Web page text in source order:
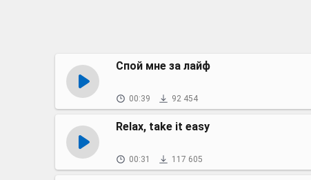
Спой мне за лайф
00:39 92 454
Relax, take it easy
00:31 117 605